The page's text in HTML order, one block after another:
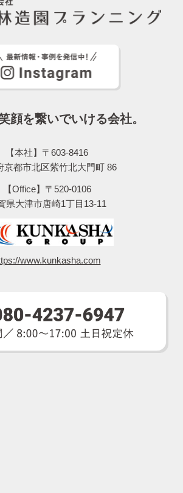
顔を繋いでいける会社。
【本社】〒603-8416
京都市北区紫竹北大門町 86
【Office】〒520-0106
県大津市唐崎1丁目13-11
www.kunkasha.com